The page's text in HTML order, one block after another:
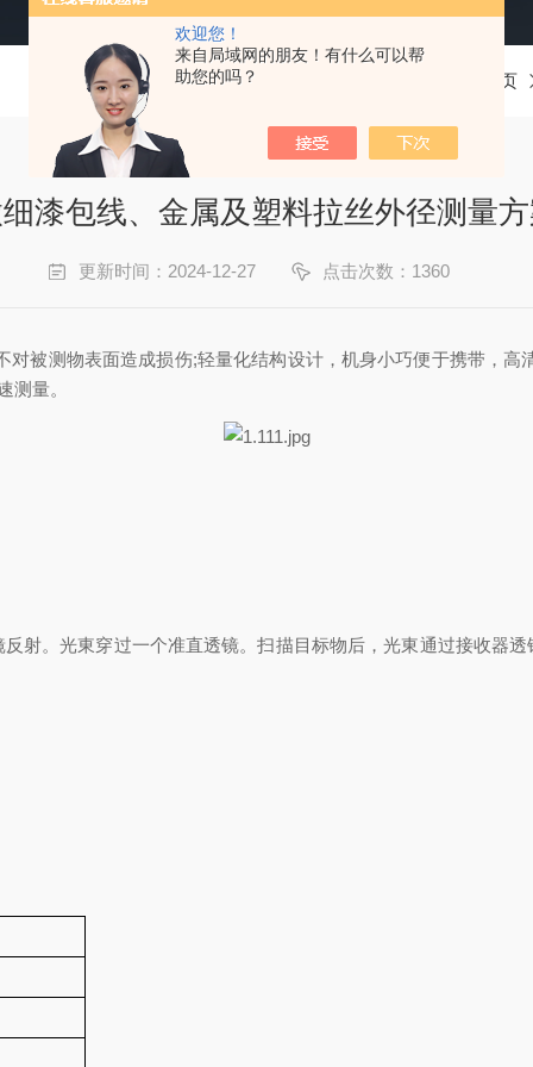
欢迎您！
来自局域网的朋友！有什么可以帮
助您的吗？
首页
漆包线、金属及塑料拉丝外径测量
更新时间：2024-12-27 点击次数：1360
被测物表面造成损伤;轻量化结构设计，机身小巧便于携带，
测量。
射。光東穿过一个准直透镜。扫描目标物后，光東通过接收器